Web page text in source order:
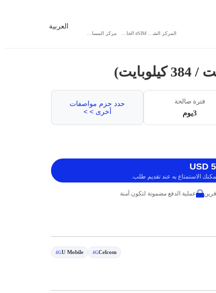
العربية
فترة صالحة
3يوم
حدد حزم مواصفات
أخرى > >
الاستمتاع به عند تقديم طلب.
عملية الدفع مضمونة لتكون آمنة
Celcom
4G
U Mobile
4G